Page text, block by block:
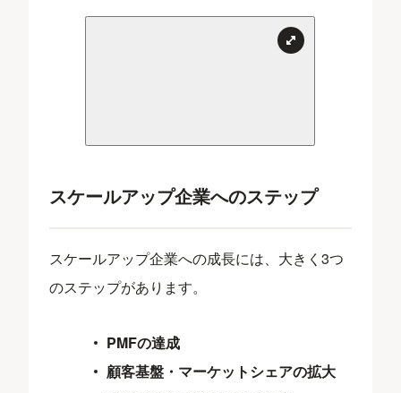
スケールアップ企業へのステップ
スケールアップ企業への成長には、大きく3つ
のステップがあります。
PMFの達成
顧客基盤・マーケットシェアの拡大